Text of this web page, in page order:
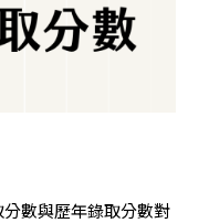
數與歷年錄取分數對